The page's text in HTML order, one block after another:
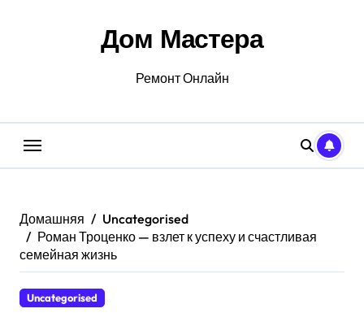
Дом Мастера
Ремонт Онлайн
Домашняя
Uncategorised
Роман Троценко — взлет к успеху и счастливая
семейная жизнь
Uncategorised